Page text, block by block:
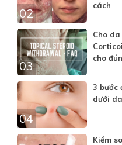
02
cách
03
Cho
cho
04
3 bước
dưới
Kiểm